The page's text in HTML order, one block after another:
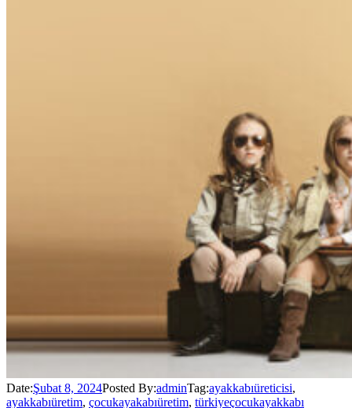
Date:Şubat 8, 2024Posted By:adminTag:ayakkabıüreticisi,
ayakkabıüretim, çocukayakabıüretim, türkiyeçocukayakkabı